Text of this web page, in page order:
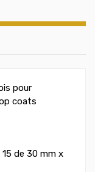
pour
coats
de 30 mm x